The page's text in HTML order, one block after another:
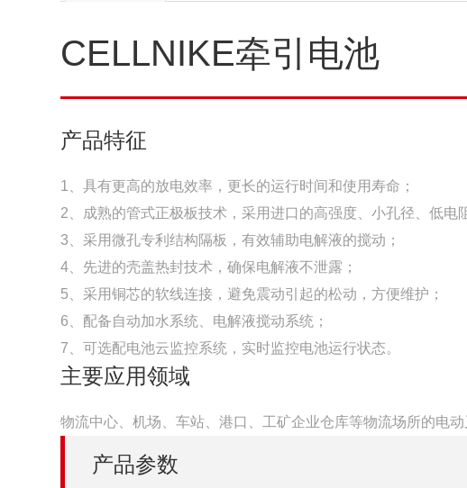
CELLNIKE牵引电池
产品特征
1、具有更高的放电效率，更长的运行时间和使用寿命；
2、成熟的管式正极板技术，采用进口的高强度、小孔径、低电
3、采用微孔专利结构隔板，有效辅助电解液的搅动；
4、先进的壳盖热封技术，确保电解液不泄露；
5、采用铜芯的软线连接，避免震动引起的松动，方便维护；
6、配备自动加水系统、电解液搅动系统；
7、可选配电池云监控系统，实时监控电池运行状态。
主要应用领域
物流中心、机场、车站、港口、工矿企业仓库等物流场所的电
产品参数